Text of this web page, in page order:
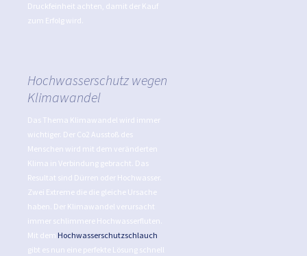
Druckfeinheit achten, damit der Kauf
zum Erfolg wird.
Hochwasserschutz wegen
Klimawandel
Das Thema Klimawandel wird immer
wichtiger. Der Co2 Ausstoß des
Menschen wird mit dem veränderten
Klima in Verbindung gebracht. Das
Resultat sind Dürren oder Hochwasser.
Zwei Extreme die die gleiche Ursache
haben. Der Klimawandel verursacht
immer schlimmere Hochwasserfluten.
Mit dem Hochwasserschutzschlauch
gibt es nun eine perfekte Lösung schnell